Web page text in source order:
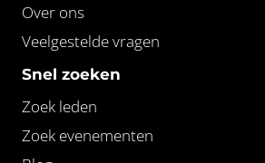
Over ons
Veelgestelde vragen
Snel zoeken
Zoek leden
Zoek evenementen